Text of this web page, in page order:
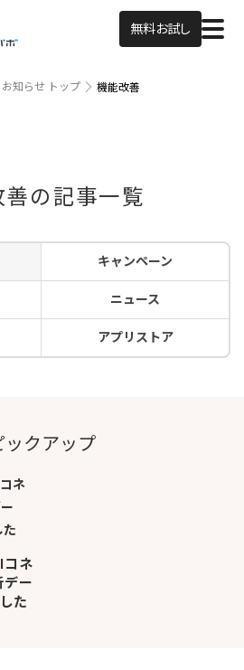
無料お試し
お知らせ トップ 機能改善
善の記事一覧
キャンペーン
ニュース
アプリストア
ックアップ
コネ
デー
た